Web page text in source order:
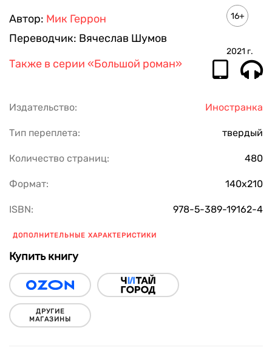
Автор: Мик Геррон
Переводчик: Вячеслав Шумов
16+
2021 г.
Также в серии «Большой роман»
Издательство: Иностранка
Тип переплета: твердый
Количество страниц: 480
Формат: 140х210
ISBN: 978-5-389-19162-4
ДОПОЛНИТЕЛЬНЫЕ ХАРАКТЕРИСТИКИ
Купить книгу
ДРУГИЕ
МАГАЗИНЫ